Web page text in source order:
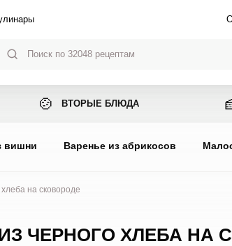
🍲 ВТОРЫЕ БЛЮДА
вишни Варенье из абрикосов
на сковороде
ЧЕРНОГО ХЛЕБА НА